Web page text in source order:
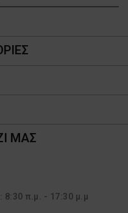
ΜΑΣ
π.μ. - 17:30 μ.μ